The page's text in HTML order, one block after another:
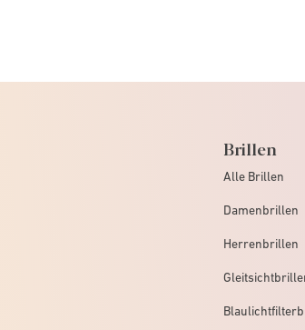
Brillen
Alle Brillen
Damenbrillen
Herrenbrillen